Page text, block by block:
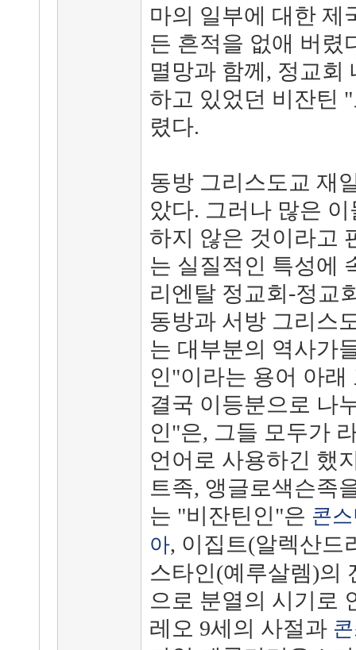
마의 일부에 대한 제
든 흔적을 없애 버렸
멸망과 함께, 정교회
하고 있었던 비잔틴
렸다.
동방 그리스도교 재
았다. 그러나 많은
하지 않은 것이라고
는 실질적인 특성에
리엔탈 정교회-정교
동방과 서방 그리스
는 대부분의 역사가
인"이라는 용어 아
결국 이등분으로 나
인"은, 그들 모두가
언어로 사용하긴 했
트족, 앵글로색슨족
는 "비잔틴인"은 콘
아, 이집트(알렉산드
스타인(예루살렘)의
으로 분열의 시기로
레오 9세의 사절과